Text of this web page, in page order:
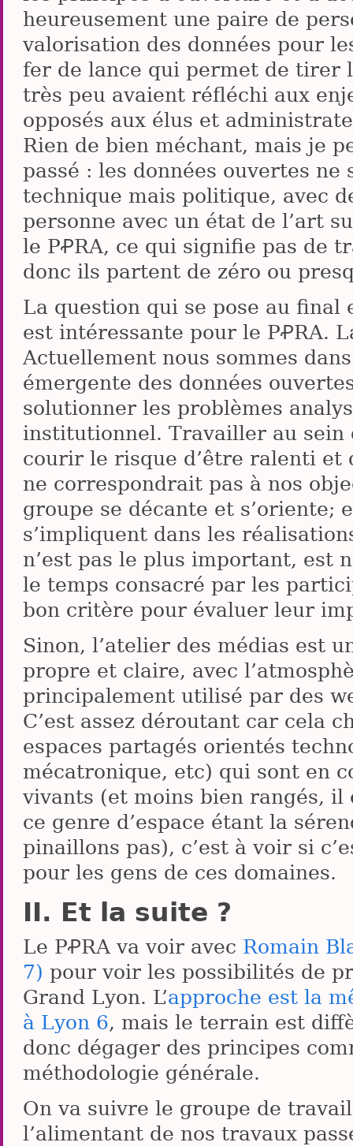
heureusement une paire de
valorisation des données pour
fer de lance qui permet de tirer
très peu avaient réfléchi aux
opposés aux élus et
Rien de bien méchant, mais je
passé : les données ouvertes ne
technique mais politique, avec
personne avec un état de l’art
le PꝒRA, ce qui signifie pas de
donc ils partent de zéro ou
La question qui se pose au
est intéressante pour le PꝒRA.
Actuellement nous sommes
émergente des données
solutionner les problèmes
institutionnel. Travailler au sein
courir le risque d’être ralenti et
ne correspondrait pas à nos
groupe se décante et
s’impliquent dans les
n’est pas le plus important, est
le temps consacré par les
bon critère pour évaluer leur
Sinon, l’atelier des médias est
propre et claire, avec
principalement utilisé par des
C’est assez déroutant car cela
espaces partagés orientés
mécatronique, etc) qui sont en
vivants (et moins bien rangés,
ce genre d’espace étant la
pinaillons pas), c’est à voir si
pour les gens de ces domaines.
Et la suite ?
Le PꝒRA va voir avec Romain
7) pour voir les possibilités de
Grand Lyon. L’approche est la
à Lyon 6, mais le terrain est
donc dégager des principes
méthodologie générale.
On va suivre le groupe de
l’alimentant de nos travaux